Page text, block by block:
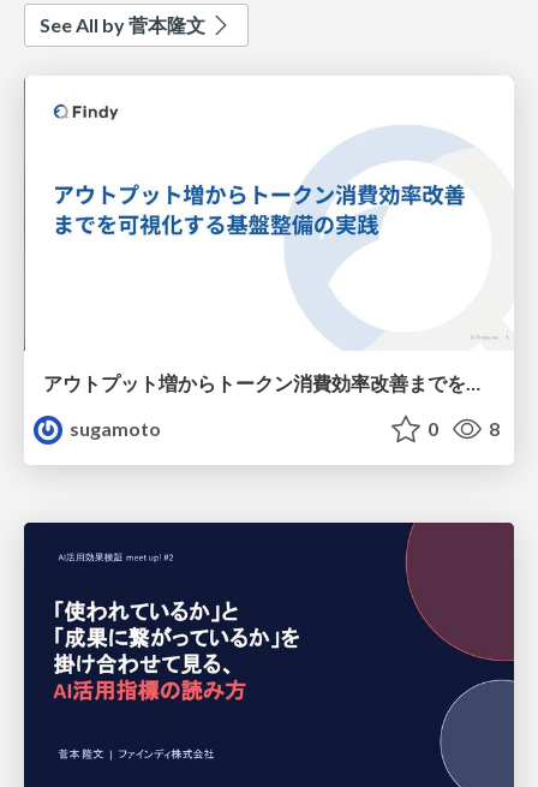
See All by 菅本隆文
アウトプット増からトークン消費効率改善までを可視化する基盤整備の実践.pdf
sugamoto
0 8